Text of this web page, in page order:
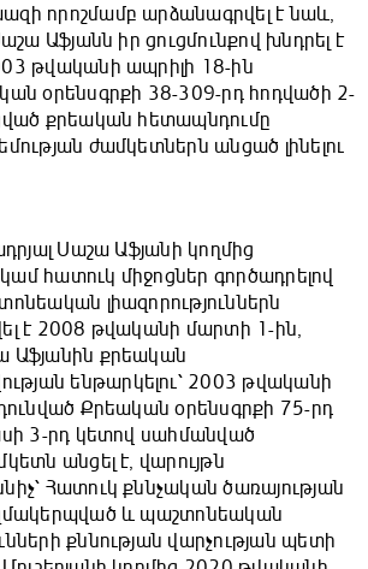
որոշմամբ արձանագրվել է նաև,
Աֆյանն իր ցուցմունքով խնդրել է
թվականի ապրիլի 18-ին
օրենսգրքի 38-309-րդ հոդվածի 2-
քրեական հետապնդումը
ժամկետներն անցած լինելու
Սաշա Աֆյանի կողմից
կամ հատուկ միջոցներ գործադրելով
լիազորություններն
է 2008 թվականի մարտի 1-ին,
Աֆյանին քրեական
ենթարկելու՝ 2003 թվականի
Քրեական օրենսգրքի 75-րդ
3-րդ կետով սահմանված
անցել է, վարույթն
Հատուկ քննչական ծառայության
և պաշտոնեական
քննության վարչության պետի